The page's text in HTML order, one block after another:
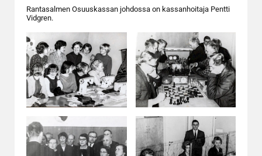
Rantasalmen Osuuskassan johdossa on kassanhoitaja Pentti
Vidgren.